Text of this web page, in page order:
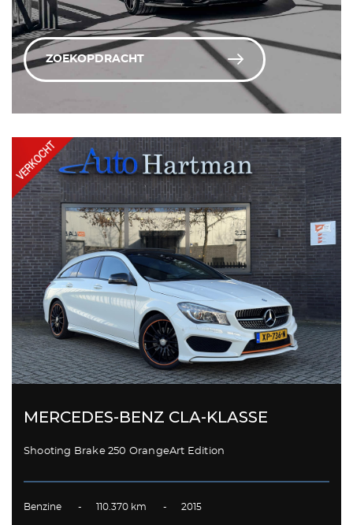
ZOEKOPDRACHT
MERCEDES-BENZ CLA-KLASSE
Shooting Brake 250 OrangeArt Edition
Benzine - 110.370 km - 2015